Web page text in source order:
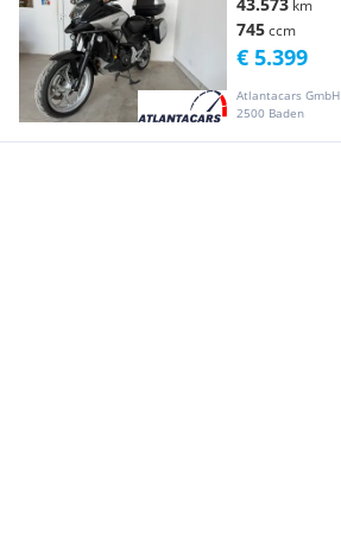
km
745ccm
Atlantacars GmbH
2500 Baden
€ 5.399